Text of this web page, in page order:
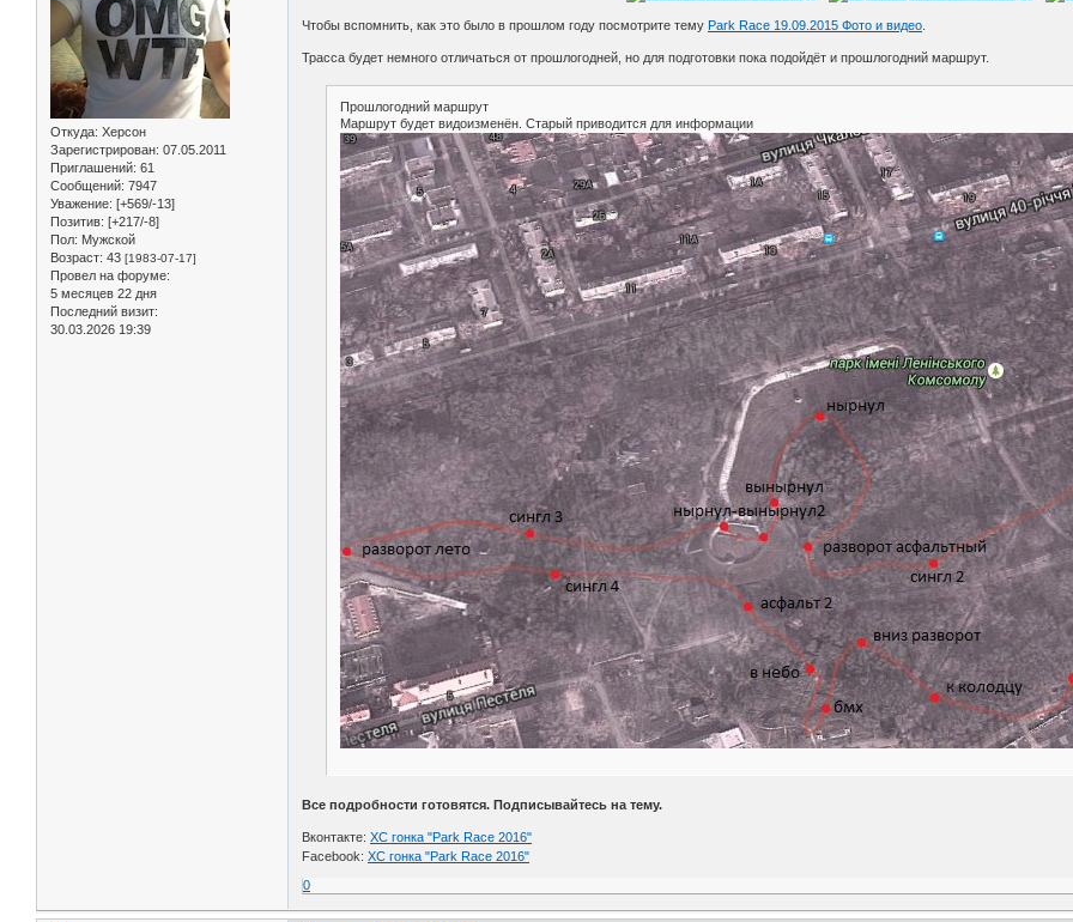
Откуда: Херсон
Зарегистрирован: 07.05.2011
Приглашений: 61
Сообщений: 7947
Уважение: [+569/-13]
Позитив: [+217/-8]
Пол: Мужской
Возраст: 43 [1983-07-17]
Провел на форуме:
5 месяцев 22 дня
Последний визит:
30.03.2026 19:39
Чтобы вспомнить, как это было в прошлом году посмотрите тему Park Race 19.09.2015 Фото и видео
Трасса будет немного отличаться от прошлогодней, но для подготовки пока подойдёт и прошлогодний маршрут.
Прошлогодний маршрут
Маршрут будет видоизменён. Старый приводится для информации
Все подробности готовятся. Подписывайтесь на тему.
Вконтакте:ХС гонка "Park Race 2016"
Facebook:ХС гонка "Park Race 2016"
0